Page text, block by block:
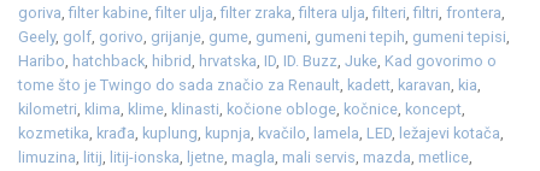
goriva,filter kabine,filter ulja,filter zraka,filtera ulja,filteri,filtri, frontera,
Geely, golf, gorivo, grijanje, gume, gumeni, gumeni tepih, gumeni tepisi,
Haribo, hatchback, hibrid, hrvatska, ID, ID. Buzz, Juke, Kad govorimo o
tome što je Twingo do sada značio za Renault, kadett, karavan, kia,
kilometri, klima, klime, klinasti, kočione obloge, kočnice, koncept,
kozmetika, krađa, kuplung, kupnja, kvačilo, lamela, LED, ležajevi kotača,
limuzina, litij, litij-ionska, ljetne, magla, mali servis, mazda, metlice,